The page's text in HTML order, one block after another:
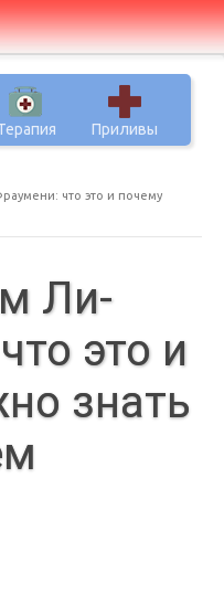
Приливы
что это и почему
Ли-
это и
знать